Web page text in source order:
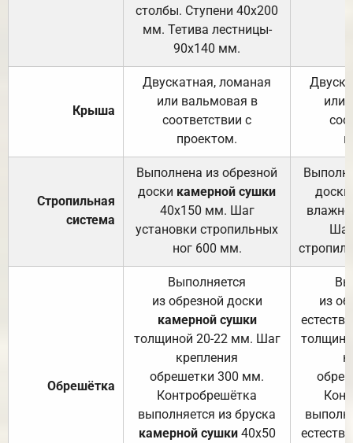
столбы. Ступени 40х200
мм. Тетива лестницы-
90х140 мм.
Крыша
Двускатная, ломаная
или вальмовая в
соответствии с
проектом.
или
Стропильная
система
Выполнена из обрезной
доски камерной сушки
40х150 мм. Шаг
установки стропильных
ног 600 мм.
доски
Обрешётка
Выполняется
из обрезной доски
камерной сушки
толщиной 20-22 мм. Шаг
крепления
обрешетки 300 мм.
Контробрешётка
выполняется из бруска
камерной сушки40х50
из